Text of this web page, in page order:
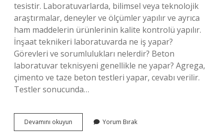
tesistir. Laboratuvarlarda, bilimsel veya teknolojik
araştırmalar, deneyler ve ölçümler yapılır ve ayrıca
ham maddelerin ürünlerinin kalite kontrolü yapılır.
İnşaat teknikeri laboratuvarda ne iş yapar?
Görevleri ve sorumlulukları nelerdir? Beton
laboratuvar teknisyeni genellikle ne yapar? Agrega,
çimento ve taze beton testleri yapar, cevabı verilir.
Testler sonucunda…
Devamını okuyun
Test
Yorum Bırak